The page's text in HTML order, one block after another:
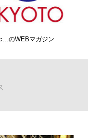
のWEBマガジン